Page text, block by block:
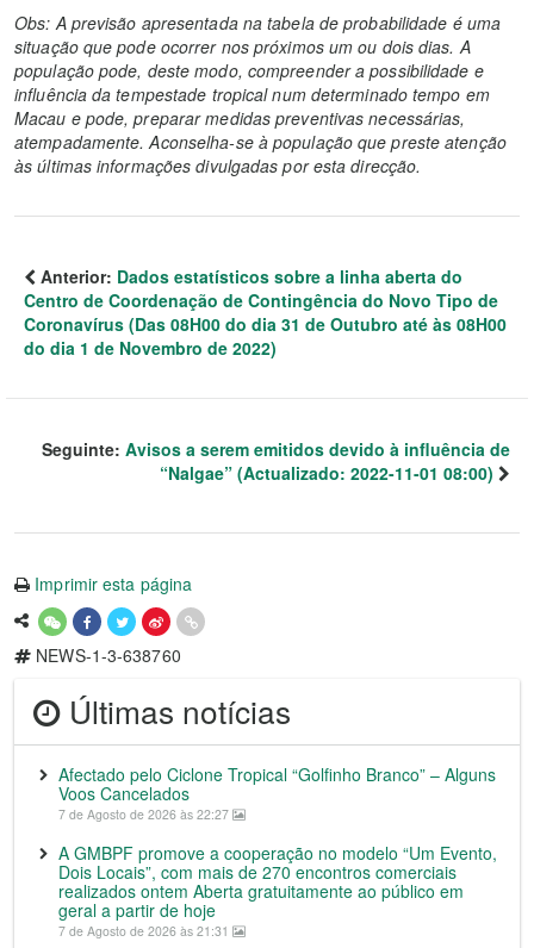
Obs: A previsão apresentada na tabela de probabilidade é uma
situação que pode ocorrer nos próximos um ou dois dias. A
população pode, deste modo, compreender a possibilidade e
influência da tempestade tropical num determinado tempo em
Macau e pode, preparar medidas preventivas necessárias,
atempadamente. Aconselha-se à população que preste atenção
às últimas informações divulgadas por esta direcção.
Anterior: Dados estatísticos sobre a linha aberta do
Centro de Coordenação de Contingência do Novo Tipo de
Coronavírus (Das 08H00 do dia 31 de Outubro até às 08H00
do dia 1 de Novembro de 2022)
Seguinte: Avisos a serem emitidos devido à influência de
“Nalgae” (Actualizado: 2022-11-01 08:00)
Imprimir esta página
NEWS-1-3-638760
Últimas notícias
Afectado pelo Ciclone Tropical “Golfinho Branco” – Alguns
Voos Cancelados
7 de Agosto de 2026 às 22:27
A GMBPF promove a cooperação no modelo “Um Evento,
Dois Locais”, com mais de 270 encontros comerciais
realizados ontem Aberta gratuitamente ao público em
geral a partir de hoje
7 de Agosto de 2026 às 21:31